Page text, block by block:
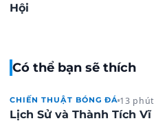
Hội
Có thể bạn sẽ thích
CHIẾN THUẬT BÓNG ĐÁ 13
Lịch Sử và Thành Tích